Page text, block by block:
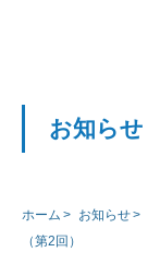
お知らせ
ホーム お知らせ
（第2回）